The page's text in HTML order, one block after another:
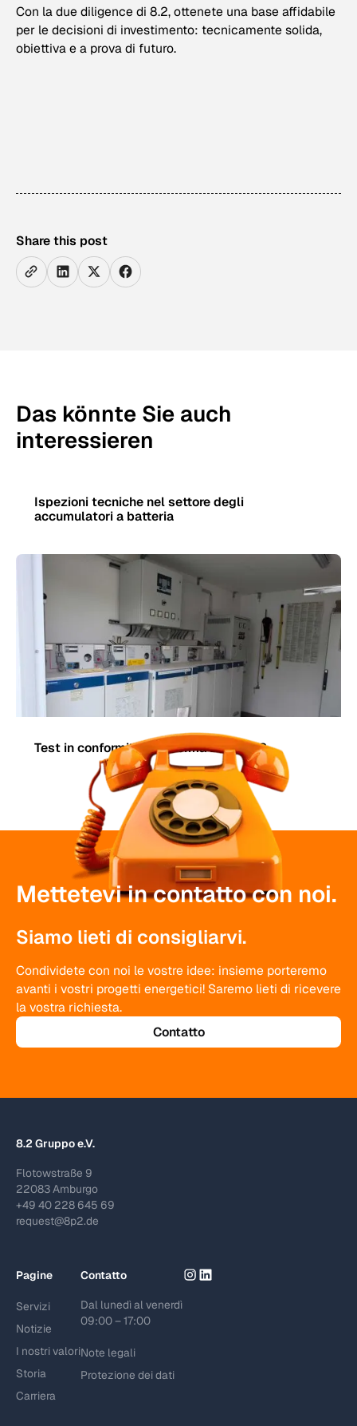
Con la due diligence di 8.2, ottenete una base affidabile
per le decisioni di investimento: tecnicamente solida,
obiettiva e a prova di futuro.
Share this post
Das könnte Sie auch
interessieren
Ispezioni tecniche nel settore degli
accumulatori a batteria
Test in conformità alla norma DGUV-V3
Mettetevi in contatto con noi.
Siamo lieti di consigliarvi.
Condividete con noi le vostre idee: insieme porteremo
avanti i vostri progetti energetici! Saremo lieti di ricevere
la vostra richiesta.
Contatto
8.2 Gruppo e.V.
Flotowstraße 9
22083 Amburgo
+49 40 228 645 69
request@8p2.de
Pagine
Servizi
Notizie
I nostri valori
Storia
Carriera
Contatto
Dal lunedì al venerdì
09:00 – 17:00
Note legali
Protezione dei dati